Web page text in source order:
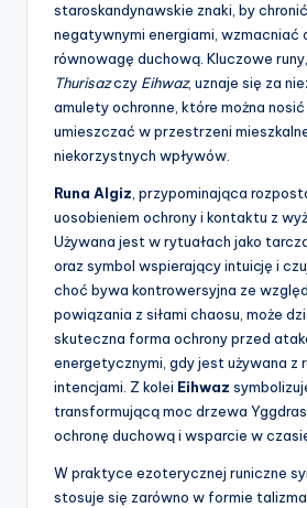
staroskandynawskie znaki, by
negatywnymi energiami, wzmacniać
równowagę duchową. Kluczowe
Thurisazczy Eihwaz, uznaje się za
amulety ochronne, które można
umieszczać w przestrzeni
niekorzystnych wpływów.
Runa Algiz, przypominająca
uosobieniem ochrony i kontaktu z
Używana jest w rytuałach jako
oraz symbol wspierający intuicję i
choć bywa kontrowersyjna ze
powiązania z siłami chaosu, może
skuteczna forma ochrony przed
energetycznymi, gdy jest używana z
intencjami. Z kolei Eihwaz
transformującą moc drzewa
ochronę duchową i wsparcie w
W praktyce ezoterycznej runiczne
stosuje się zarówno w formie